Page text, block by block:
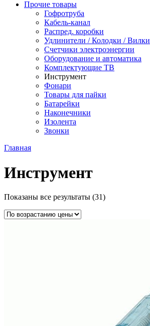
Прочие товары
Гофротруба
Кабель-канал
Распред. коробки
Удлинители / Колодки / Вилки
Счетчики электроэнергии
Оборудование и автоматика
Комплектующие ТВ
Инструмент
Фонари
Товары для пайки
Батарейки
Наконечники
Изолента
Звонки
Главная
Инструмент
Показаны все результаты (31)Цены: